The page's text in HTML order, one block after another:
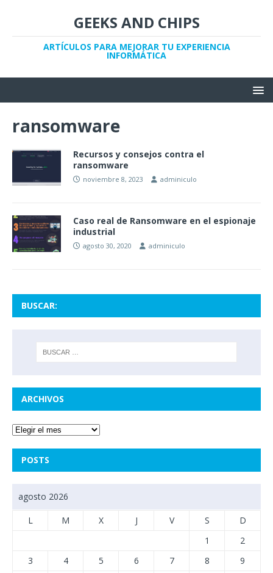
GEEKS AND CHIPS
ARTÍCULOS PARA MEJORAR TU EXPERIENCIA
INFORMÁTICA
ransomware
Recursos y consejos contra el
ransomware
noviembre 8, 2023 adminiculo
Caso real de Ransomware en el espionaje
industrial
agosto 30, 2020 adminiculo
BUSCAR:
ARCHIVOS
POSTS
agosto 2026
L M X J V S
D
1
2
3
4 5 6 7 8
9